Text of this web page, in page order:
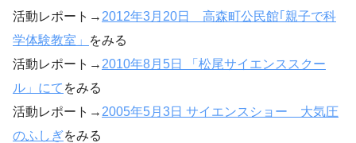
活動レポート→ 2012年3月20日 高森町公民館｢親子で科
学体験教室」
をみる
活動レポート→ 2010年8月5日 「松尾サイエンススクー
ル」にて をみる
活動レポート→ 2005年5月3日 サイエンスショー 大気圧
のふしぎをみる